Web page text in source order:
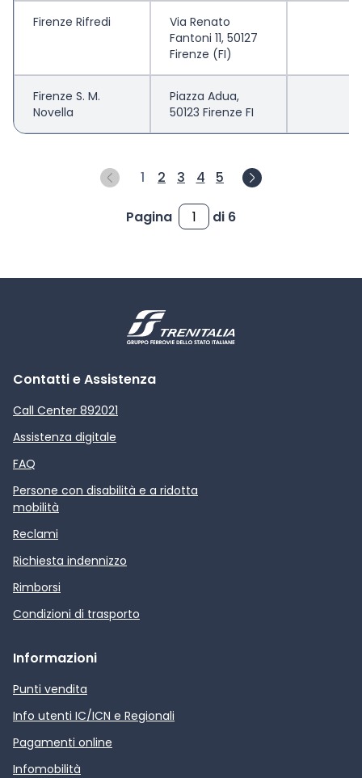
Firenze Rifredi
Via Renato
Fantoni 11, 50127
Firenze (FI)
Firenze S. M.
Novella
Piazza Adua,
50123 Firenze FI
1 2 3 4 5
Pagina di 6
Contatti e Assistenza
Call Center 892021
Assistenza digitale
FAQ
Persone con disabilità e a ridotta
mobilità
Reclami
Richiesta indennizzo
Rimborsi
Condizioni di trasporto
Informazioni
Punti vendita
Info utenti IC/ICN e Regionali
Pagamenti online
Infomobilità